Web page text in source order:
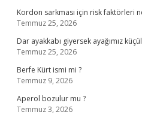
Kordon sarkması için risk faktörleri
Temmuz 25, 2026
Dar ayakkabı giyersek ayağımız
Temmuz 25, 2026
Berfe Kürt ismi mi ?
Temmuz 9, 2026
Aperol bozulur mu ?
Temmuz 3, 2026